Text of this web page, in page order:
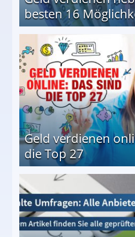
besten 16
Geld verdienen
die Top 27